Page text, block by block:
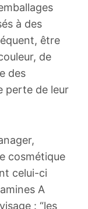
à des
être
de
des
perte de leur
cosmétique
celui-ci
A
: “les